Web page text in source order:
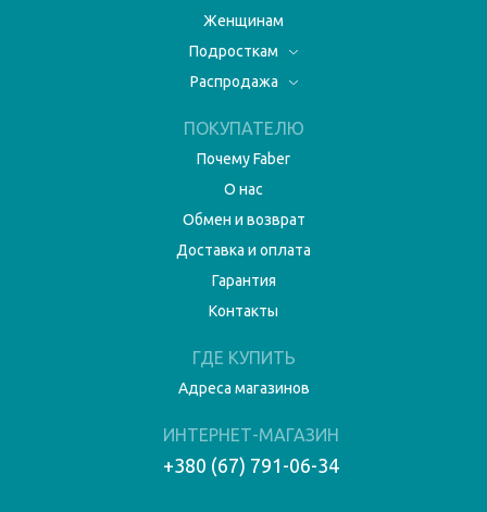
Женщинам
Подросткам
Распродажа
ПОКУПАТЕЛЮ
Почему Faber
О нас
Обмен и возврат
Доставка и оплата
Гарантия
Контакты
ГДЕ КУПИТЬ
Адреса магазинов
ИНТЕРНЕТ-МАГАЗИН
+380 (67) 791-06-34